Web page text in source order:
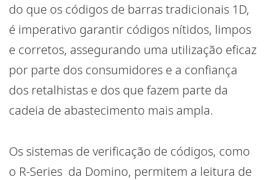
do que os códigos de barras tradicionais 1D,
é imperativo garantir códigos nítidos, limpos
e corretos, assegurando uma utilização eficaz
por parte dos consumidores e a confiança
dos retalhistas e dos que fazem parte da
cadeia de abastecimento mais ampla.
Os sistemas de verificação de códigos, como
o R-Series da Domino, permitem a leitura de